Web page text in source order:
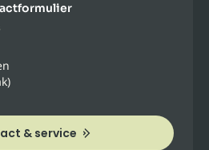
& service